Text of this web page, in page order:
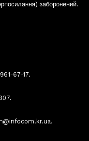
заборонений.
67-17.